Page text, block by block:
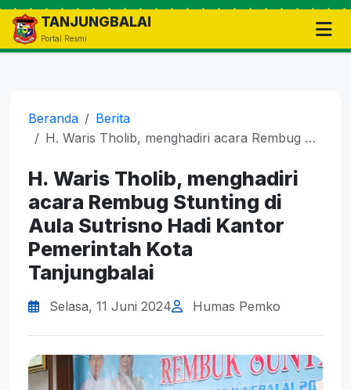
TANJUNGBALAI
Portal Resmi
Beranda
Berita
H. Waris Tholib, menghadiri acara Rembug Stunting di Aula Sutrisno Hadi Kantor Pemerintah Kota Tanjungbalai
H. Waris Tholib, menghadiri
acara Rembug Stunting di
Aula Sutrisno Hadi Kantor
Pemerintah Kota
Tanjungbalai
Selasa, 11 Juni 2024 Humas Pemko